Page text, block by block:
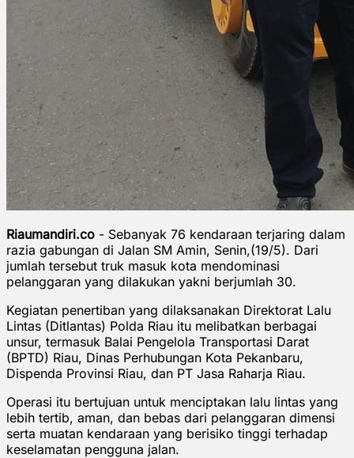
Riaumandiri.co - Sebanyak 76 kendaraan terjaring dalam
razia gabungan di Jalan SM Amin, Senin,(19/5). Dari
jumlah tersebut truk masuk kota mendominasi
pelanggaran yang dilakukan yakni berjumlah 30.
Kegiatan penertiban yang dilaksanakan Direktorat Lalu
Lintas (Ditlantas) Polda Riau itu melibatkan berbagai
unsur, termasuk Balai Pengelola Transportasi Darat
(BPTD) Riau, Dinas Perhubungan Kota Pekanbaru,
Dispenda Provinsi Riau, dan PT Jasa Raharja Riau.
Operasi itu bertujuan untuk menciptakan lalu lintas yang
lebih tertib, aman, dan bebas dari pelanggaran dimensi
serta muatan kendaraan yang berisiko tinggi terhadap
keselamatan pengguna jalan.